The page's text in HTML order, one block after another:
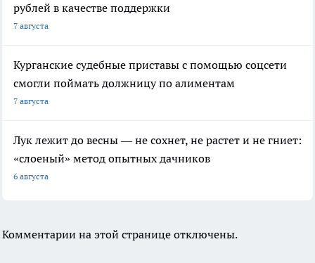
рублей в качестве поддержки
7 августа
Курганские судебные приставы с помощью соцсети
смогли поймать должницу по алиментам
7 августа
Лук лежит до весны — не сохнет, не растет и не гниет:
«слоеный» метод опытных дачников
6 августа
Комментарии на этой странице отключены.